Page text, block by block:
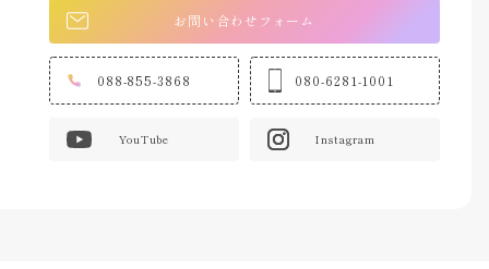
お問い合わせフォーム
088-855-3868 080-6281-1001
YouTube Instagram